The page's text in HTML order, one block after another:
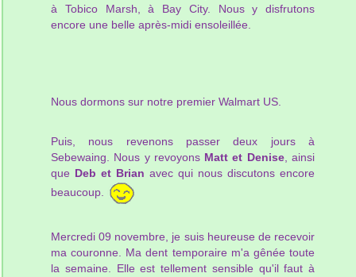
à Tobico Marsh, à Bay City. Nous y disfrutons
encore une belle après-midi ensoleillée.
Nous dormons sur notre premier Walmart US.
Puis, nous revenons passer deux jours à
Sebewaing. Nous y revoyons Matt et Denise, ainsi
que Deb et Brian avec qui nous discutons encore
beaucoup.
Mercredi 09 novembre, je suis heureuse de recevoir
ma couronne. Ma dent temporaire m'a gênée toute
la semaine. Elle est tellement sensible qu'il faut à